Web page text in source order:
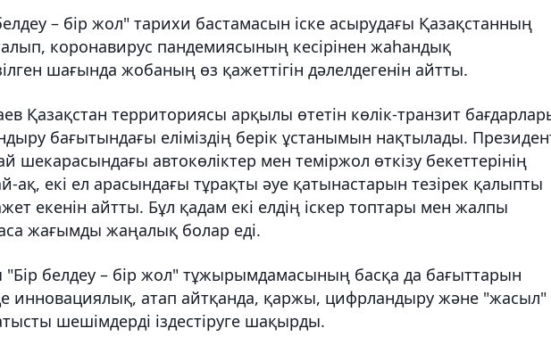
– бір жол" тарихи бастамасын іске асырудағы Қазақстанның
коронавирус пандемиясының кесірінен жаһандық
шағында жобаның өз қажеттігін дәлелдегенін айтты.
Қазақстан территориясы арқылы өтетін көлік-транзит
бағытындағы еліміздің берік ұстанымын нақтылады.
шекарасындағы автокөліктер мен теміржол өткізу бекеттерінің
ақ, екі ел арасындағы тұрақты әуе қатынастарын тезірек қалыпты
екенін айтты. Бұл қадам екі елдің іскер топтары мен жалпы
жағымды жаңалық болар еді.
белдеу – бір жол" тұжырымдамасының басқа да бағыттарын
инновациялық, атап айтқанда, қаржы, цифрландыру және "жасыл"
шешімдерді іздестіруге шақырды.